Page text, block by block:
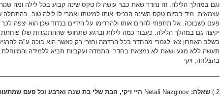
וגם במהלך הלילה. זה נהדר שאת כבר עושה לו טקס שינה קבוע בכל לילה ומה
עצמאית. מיד בסיום טקס השינה הכניסי אותו למיטתו ואמרי לו לילה טוב. בהתחלה
פעם כשבוכה. אל תתפתי להרים אותו ולהרדימו על הידיים בנדוד שכן הוא יצפה
יקיצה גם במהלך הלילה. כעבור כמה לילות וברגע שתחושי שההתנגדות שלו
בשלב האחרון צאי לגמרי מהחדר בכל הרדמה וחזרי רק כאשר הוא בוכה ע"מ
תעשה ללא מגע ושאת לא נמצאת בחדר. התמדה ועקביות תביא ללמידה והמיוחלת.
בהצלחה, ויקי
2.) שאלה: Netali Nazginov
היי ויקי, הבת שלי בת שנה וארבע וכל פעם